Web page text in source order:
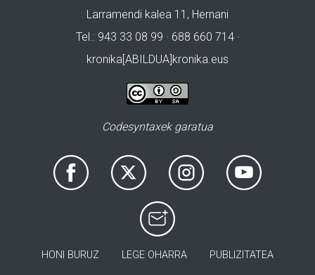
Larramendi kalea 11, Hernani
Tel.: 943 33 08 99 · 688 660 714 ·
kronika[ABILDUA]kronika.eus
Codesyntaxek garatua
HONI BURUZ LEGE OHARRA PUBLIZITATEA